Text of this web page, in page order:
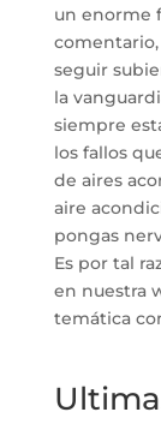
un enorme
comentario,
seguir
la
siempre
los fallos
de aires
aire
pongas
Es por tal
en nuestra
temática